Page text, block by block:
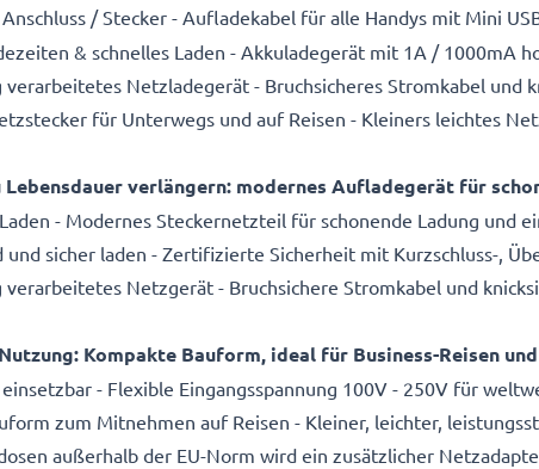
/ Stecker - Aufladekabel für alle Handys mit Mini
& schnelles Laden - Akkuladegerät mit 1A / 1000mA
verarbeitetes Netzladegerät - Bruchsicheres Stromkabel und
für Unterwegs und auf Reisen - Kleiners leichtes
Lebensdauer verlängern: modernes Aufladegerät für
- Modernes Steckernetzteil für schonende Ladung und
und sicher laden - Zertifizierte Sicherheit mit Kurzschluss-,
verarbeitetes Netzgerät - Bruchsichere Stromkabel und
Kompakte Bauform, ideal für Business-Reisen
- Flexible Eingangsspannung 100V - 250V für
zum Mitnehmen auf Reisen - Kleiner, leichter,
außerhalb der EU-Norm wird ein zusätzlicher